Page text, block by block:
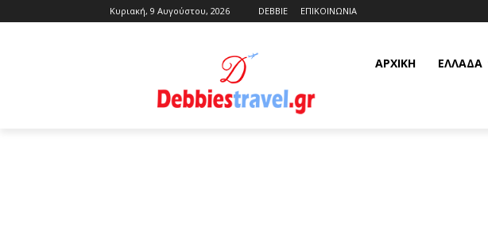
Κυριακή, 9 Αυγούστου, 2026 DEBBIE ΕΠΙΚΟΙΝΩΝΙΑ
ΑΡΧΙΚΗ ΕΛΛΆΔΑ